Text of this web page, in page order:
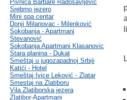
Pivnica Barbare Radosavljević
Srebrno jezero
Mini spa centar
Donji Milanovac - Milenković
Sokobanja - Apartmani
Stevanović
Sokobanja Apartmani Klasanovic
Stara planina - Dukat
Smeštaj u jugozapadnoj Srbiji
Katići - Hotel
Smeštaj Ivice Leković - Zlatar
Smestaj na Zlatiboru
Vila Zlatiborska jezera
Zlatibor-Apartmani